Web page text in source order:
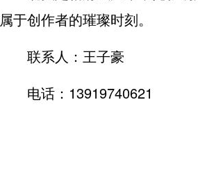
属于创作者的璀璨时刻。
联系人：王子豪
电话：13919740621